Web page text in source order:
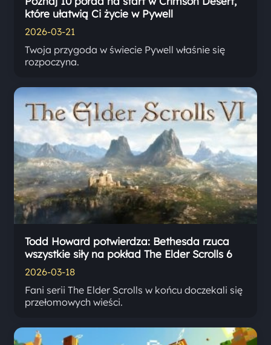
które ułatwią Ci życie w Pywell
2026-03-21
Twoja przygoda w świecie Pywell właśnie się
rozpoczyna.
Todd Howard potwierdza: Bethesda rzuca
wszystkie siły na pokład The Elder Scrolls 6
2026-03-18
Fani serii The Elder Scrolls w końcu doczekali się
przełomowych wieści.